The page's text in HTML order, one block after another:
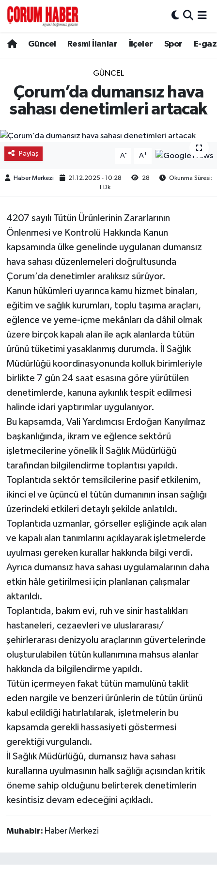
Güncel Resmi İlanlar İlçeler Spor E-
GÜNCEL
Çorum’da dumansız hava
sahası denetimleri artacak
Paylaş A- A+
Haber Merkezi 21.12.2025 - 10:28 28
Okunma Süresi:
1 Dk
4207 sayılı Tütün Ürünlerinin Zararlarının
Önlenmesi ve Kontrolü Hakkında Kanun
kapsamında ülke genelinde uygulanan dumansız
hava sahası düzenlemeleri doğrultusunda
Çorum’da denetimler aralıksız sürüyor.
Kanun hükümleri uyarınca kamu hizmet binaları,
eğitim ve sağlık kurumları, toplu taşıma araçları,
eğlence ve yeme-içme mekânları da dâhil olmak
üzere birçok kapalı alan ile açık alanlarda tütün
ürünü tüketimi yasaklanmış durumda. İl Sağlık
Müdürlüğü koordinasyonunda kolluk birimleriyle
birlikte 7 gün 24 saat esasına göre yürütülen
denetimlerde, kanuna aykırılık tespit edilmesi
halinde idari yaptırımlar uygulanıyor.
Bu kapsamda, Vali Yardımcısı Erdoğan Kanyılmaz
başkanlığında, ikram ve eğlence sektörü
işletmecilerine yönelik İl Sağlık Müdürlüğü
tarafından bilgilendirme toplantısı yapıldı.
Toplantıda sektör temsilcilerine pasif etkilenim,
ikinci el ve üçüncü el tütün dumanının insan sağlığı
üzerindeki etkileri detaylı şekilde anlatıldı.
Toplantıda uzmanlar, görseller eşliğinde açık alan
ve kapalı alan tanımlarını açıklayarak işletmelerde
uyulması gereken kurallar hakkında bilgi verdi.
Ayrıca dumansız hava sahası uygulamalarının daha
etkin hâle getirilmesi için planlanan çalışmalar
aktarıldı.
Toplantıda, bakım evi, ruh ve sinir hastalıkları
hastaneleri, cezaevleri ve uluslararası/
şehirlerarası denizyolu araçlarının güvertelerinde
oluşturulabilen tütün kullanımına mahsus alanlar
hakkında da bilgilendirme yapıldı.
Tütün içermeyen fakat tütün mamulünü taklit
eden nargile ve benzeri ürünlerin de tütün ürünü
kabul edildiği hatırlatılarak, işletmelerin bu
kapsamda gerekli hassasiyeti göstermesi
gerektiği vurgulandı.
İl Sağlık Müdürlüğü, dumansız hava sahası
kurallarına uyulmasının halk sağlığı açısından kritik
öneme sahip olduğunu belirterek denetimlerin
kesintisiz devam edeceğini açıkladı.
Muhabir: Haber Merkezi
Spor
Resmi İlanlar
Alaca
Bayat
Boğazkale
Kargı
Laçin
Oğuzlar
Ortaköy
Osmancık
Sungurlu
Uğurludağ
Sağlık
Hava Durumu
Çorum Namaz Vakitleri
Trafik Durumu
Süper Lig Puan Durumu ve Fikstür
Tüm Manşetler
Son Dakika Haberleri